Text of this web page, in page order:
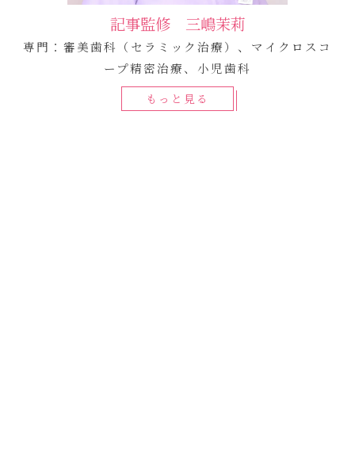
記事監修 三嶋茉莉
専門：審美歯科（セラミック治療）、マイクロスコ
ープ精密治療、小児歯科
もっと見る